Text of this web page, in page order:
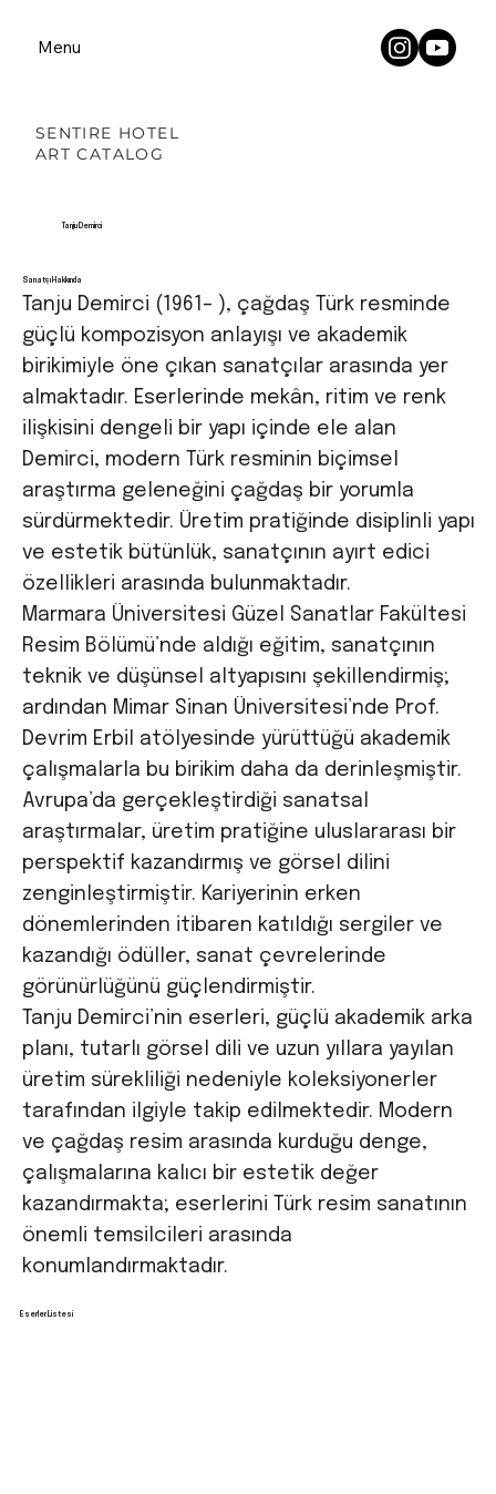
Menu
SENTIRE HOTEL
ART CATALOG
Tanju Demirci
Sanatçı Hakkında
Tanju Demirci (1961– ), çağdaş Türk resminde
güçlü kompozisyon anlayışı ve akademik
birikimiyle öne çıkan sanatçılar arasında yer
almaktadır. Eserlerinde mekân, ritim ve renk
ilişkisini dengeli bir yapı içinde ele alan
Demirci, modern Türk resminin biçimsel
araştırma geleneğini çağdaş bir yorumla
sürdürmektedir. Üretim pratiğinde disiplinli yapı
ve estetik bütünlük, sanatçının ayırt edici
özellikleri arasında bulunmaktadır.
Marmara Üniversitesi Güzel Sanatlar Fakültesi
Resim Bölümü’nde aldığı eğitim, sanatçının
teknik ve düşünsel altyapısını şekillendirmiş;
ardından Mimar Sinan Üniversitesi’nde Prof.
Devrim Erbil atölyesinde yürüttüğü akademik
çalışmalarla bu birikim daha da derinleşmiştir.
Avrupa’da gerçekleştirdiği sanatsal
araştırmalar, üretim pratiğine uluslararası bir
perspektif kazandırmış ve görsel dilini
zenginleştirmiştir. Kariyerinin erken
dönemlerinden itibaren katıldığı sergiler ve
kazandığı ödüller, sanat çevrelerinde
görünürlüğünü güçlendirmiştir.
Tanju Demirci’nin eserleri, güçlü akademik arka
planı, tutarlı görsel dili ve uzun yıllara yayılan
üretim sürekliliği nedeniyle koleksiyonerler
tarafından ilgiyle takip edilmektedir. Modern
ve çağdaş resim arasında kurduğu denge,
çalışmalarına kalıcı bir estetik değer
kazandırmakta; eserlerini Türk resim sanatının
önemli temsilcileri arasında
konumlandırmaktadır.
Eserler Listesi